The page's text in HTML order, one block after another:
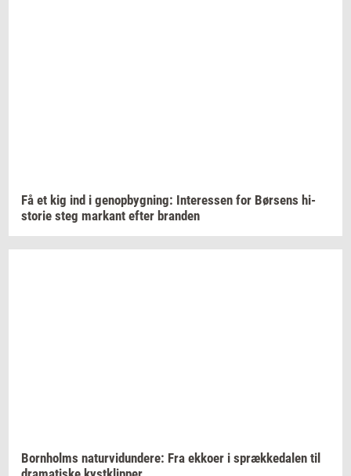
Få et kig ind i genop­byg­ning: In­ter­es­sen for Bør­sens hi­
sto­rie steg mar­kant efter bran­den
Born­holms na­tur­vi­dun­de­re: Fra ek­ko­er i spræk­ke­da­len til